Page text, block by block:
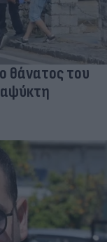
θάνατος του